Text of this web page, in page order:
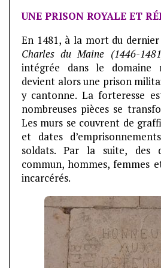
UNE PRISON ROYALE ET
En 1481, à la mort du dernier
Charles du Maine (1446-
intégrée dans le domaine
devient alors une prison
y cantonne. La forteresse
nombreuses pièces se
Les murs se couvrent de
et dates
soldats. Par la suite, des
commun, hommes, femmes
incarcérés.